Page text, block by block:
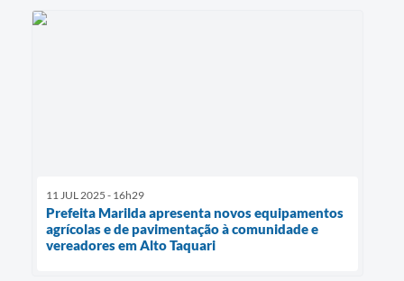
11 JUL 2025 - 16h29
Prefeita Marilda apresenta novos equipamentos
agrícolas e de pavimentação à comunidade e
vereadores em Alto Taquari